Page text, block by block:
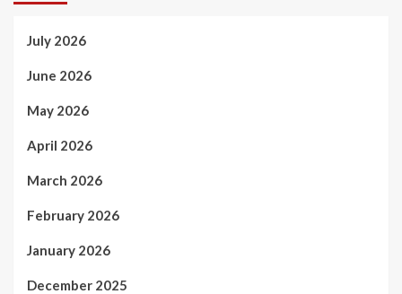
July 2026
June 2026
May 2026
April 2026
March 2026
February 2026
January 2026
December 2025